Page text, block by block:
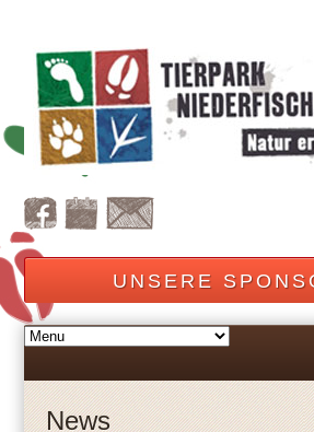
UNSERE
News